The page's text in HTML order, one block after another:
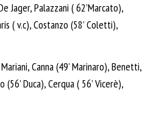
Jager, Palazzani ( 62’Marcato),
( v.c), Costanzo (58’ Coletti),
Canna (49’ Marinaro), Benetti,
Duca), Cerqua ( 56’ Vicerè),